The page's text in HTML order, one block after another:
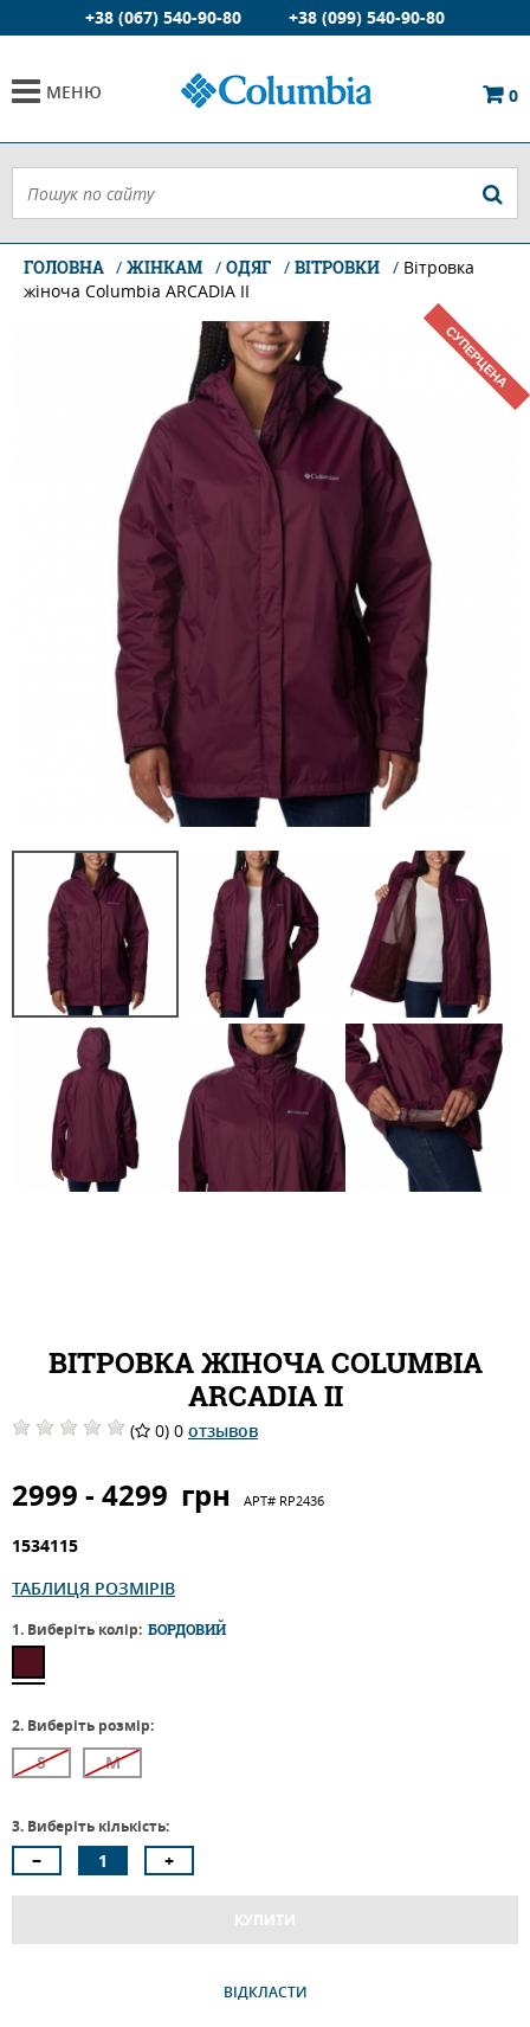
+38 (067) 540-90-80 +38 (099) 540-90-80
МЕНЮ 0
ГОЛОВНА ЖІНКАМ ОДЯГ ВІТРОВКИ
Вітровка
жіноча Columbia ARCADIA II
СУПЕРЦЕНА
ВІТРОВКА ЖІНОЧА COLUMBIA
ARCADIA II
( 0) 0 отзывов
2999 - 4299 грн АРТ# RP2436
1534115
ТАБЛИЦЯ РОЗМІРІВ
1. Виберіть колір: БОРДОВИЙ
2. Виберіть розмір:
S M
3. Виберіть кількість:
КУПИТИ
ВІДКЛАСТИ